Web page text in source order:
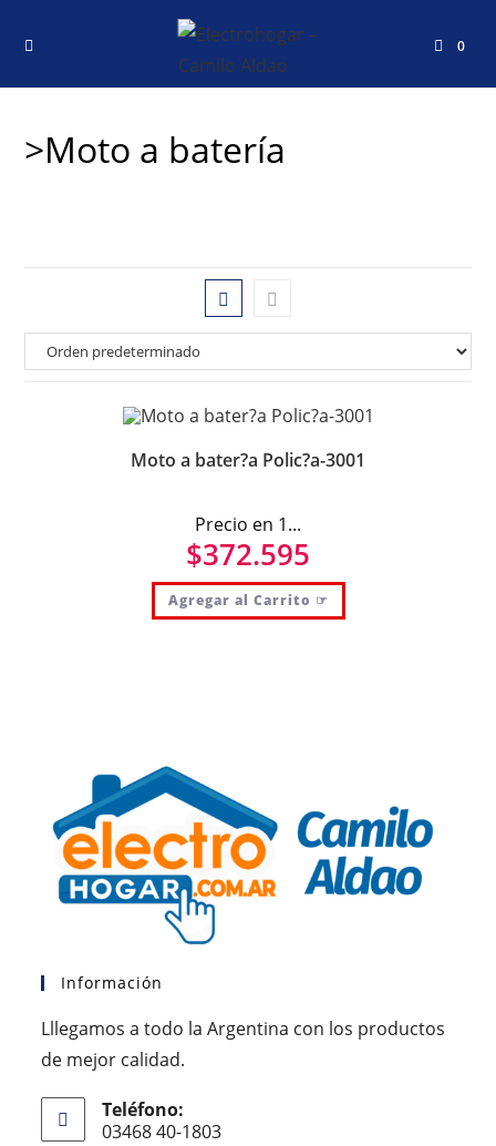
0
>Moto a batería
Moto a bater?a Polic?a-3001
Precio en 1...
$372.595
Agregar al Carrito ☞
Información
Lllegamos a todo la Argentina con los productos
de mejor calidad.
Teléfono:
03468 40-1803